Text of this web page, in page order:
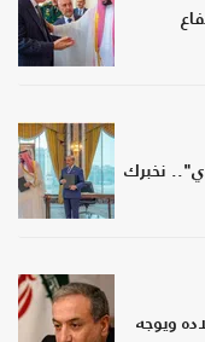
نخبرك
ويوجه